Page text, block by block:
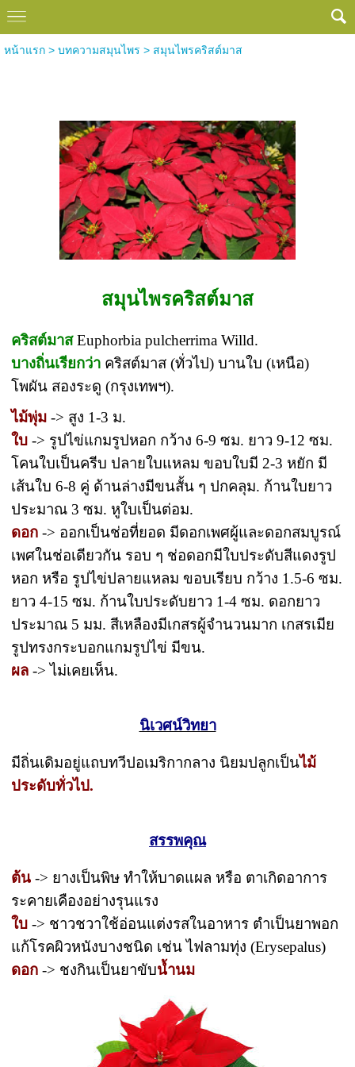
หน้าแรก> บทความสมุนไพร > สมุนไพรคริสต์มาส
สมุนไพรคริสต์มาส
คริสต์มาสEuphorbia pulcherrima Willd.
บางถิ่นเรียกว่า คริสต์มาส (ทั่วไป) บานใบ (เหนือ)
โพผัน สองระดู (กรุงเทพฯ).
ไม้พุ่ม -> สูง 1-3 ม.
ใบ -> รูปไข่แกมรูปหอก กว้าง 6-9 ซม. ยาว 9-12 ซม.
โคนใบเป็นครีบ ปลายใบแหลม ขอบใบมี 2-3 หยัก มี
เส้นใบ 6-8 คู่ ด้านล่างมีขนสั้น ๆ ปกคลุม. ก้านใบยาว
ประมาณ 3 ซม. หูใบเป็นต่อม.
ดอก -> ออกเป็นช่อที่ยอด มีดอกเพศผู้และดอกสมบูรณ์
เพศในช่อเดียวกัน รอบ ๆ ช่อดอกมีใบประดับสีแดงรูป
หอก หรือ รูปไข่ปลายแหลม ขอบเรียบ กว้าง 1.5-6 ซม.
ยาว 4-15 ซม. ก้านใบประดับยาว 1-4 ซม. ดอกยาว
ประมาณ 5 มม. สีเหลืองมีเกสรผู้จำนวนมาก เกสรเมีย
รูปทรงกระบอกแกมรูปไข่ มีขน.
ผล -> ไม่เคยเห็น.
นิเวศน์วิทยา
มีถิ่นเดิมอยู่แถบทวีปอเมริกากลาง นิยมปลูกเป็นไม้
ประดับทั่วไป.
สรรพคุณ
ต้น -> ยางเป็นพิษ ทำให้บาดแผล หรือ ตาเกิดอาการ
ระคายเคืองอย่างรุนแรง
ใบ -> ชาวชวาใช้อ่อนแต่งรสในอาหาร ตำเป็นยาพอก
แก้โรคผิวหนังบางชนิด เช่น ไฟลามทุ่ง (Erysepalus)
ดอก -> ชงกินเป็นยาขับน้ำนม